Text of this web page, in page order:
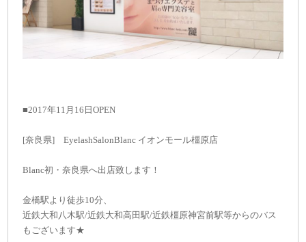
■2017年11月16日OPEN
[奈良県] EyelashSalonBlanc イオンモール橿原店
Blanc初・奈良県へ出店致します！
金橋駅より徒歩10分、
近鉄大和八木駅/近鉄大和高田駅/近鉄橿原神宮前駅等からのバス
もございます★